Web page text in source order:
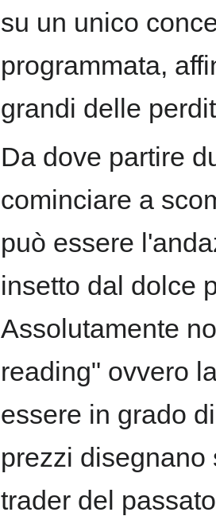
su un unico
programmata,
grandi delle
Da dove partire
cominciare a
può essere
insetto dal dolce
Assolutamente
reading" ovvero
essere in grado
prezzi
trader del